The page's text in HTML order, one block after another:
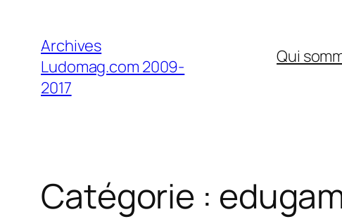
contenu
Archives
Ludomag.com 2009-
2017
Qui
Catégorie :